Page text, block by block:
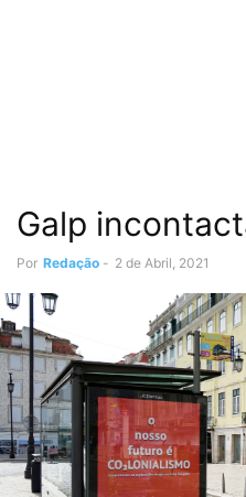
Galp
Por Redação - 2 de Abril, 2021